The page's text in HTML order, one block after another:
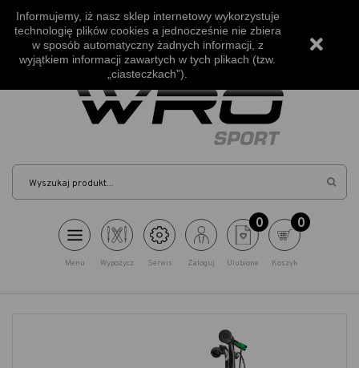
Bezpłatna wysyłka od 500zł
Szukasz porady?
+48 530 006 888
Menu Wypożycz Serwis Zaloguj Ulubione
0
Koszyk
0
Informujemy, iż nasz sklep internetowy wykorzystuje
technologię plików cookies a jednocześnie nie zbiera
w sposób automatyczny żadnych informacji, z
wyjątkiem informacji zawartych w tych plikach (tzw.
„ciasteczkach”).